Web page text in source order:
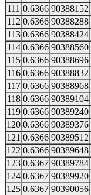
111 0.6366 90388152
112 0.6366 90388288
113 0.6366 90388424
114 0.6366 90388560
115 0.6366 90388696
116 0.6366 90388832
117 0.6366 90388968
118 0.6366 90389104
119 0.6366 90389240
120 0.6366 90389376
121 0.6366 90389512
122 0.6366 90389648
123 0.6367 90389784
124 0.6367 90389920
125 0.6367 90390056